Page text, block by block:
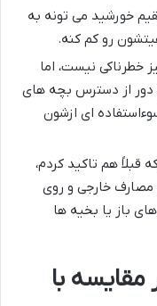
خورشید می تونه به
رو کم کنه.
خطرناکی نیست، اما
دور از دسترس بچه های
ای ازشون
قبلاً هم تاکید کردم،
مصارف خارجی و روی
باز یا بخیه ها
با